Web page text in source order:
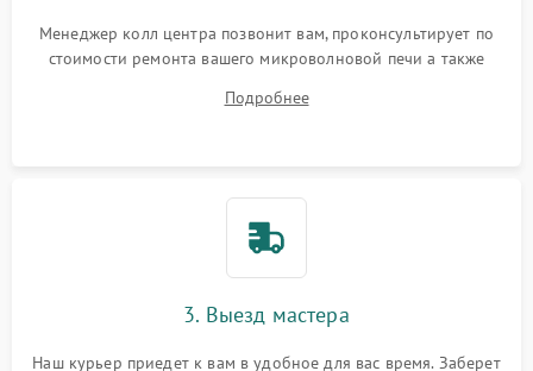
Менеджер колл центра позвонит вам, проконсультирует по
стоимости ремонта вашего микроволновой печи а также
Подробнее
3. Выезд мастера
Наш курьер приедет к вам в удобное для вас время. Заберет